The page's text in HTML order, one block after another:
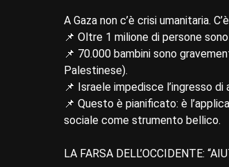
A Gaza non c’è crisi umanitaria.
📌 Oltre 1 milione di persone
📌 70.000 bambini sono
Palestinese).
📌 Israele impedisce l’ingresso
📌 Questo è pianificato: è
sociale come strumento bellico.
LA FARSA DELL’OCCIDENTE: